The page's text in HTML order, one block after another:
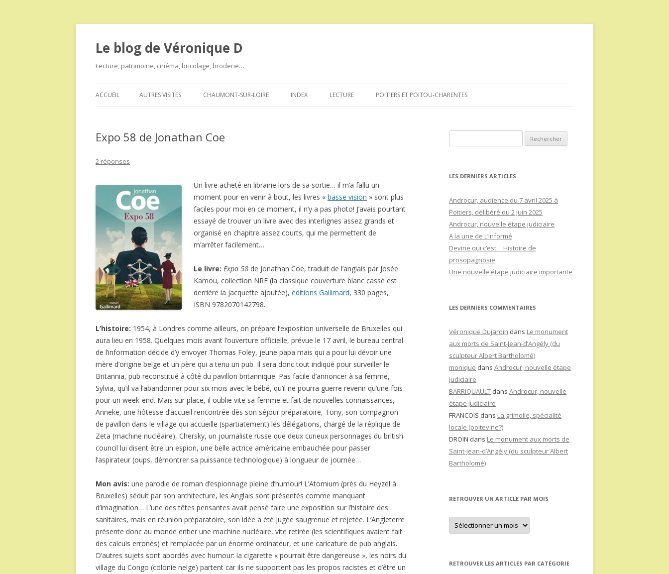
Le blog de Véronique D
Lecture, patrimoine, cinéma, bricolage, broderie…
au
ACCUEIL AUTRES VISITES CHAUMONT-SUR-LOIRE INDEX LECTURE POITIERS ET POITOU-CHARENTES
Expo 58 de Jonathan Coe
2 réponses
Un livre acheté en librairie lors de sa sortie… il m’a fallu un
moment pour en venir à bout, les livres « basse vision » sont plus
faciles pour moi en ce moment, il n’y a pas photo! J’avais pourtant
essayé de trouver un livre avec des interlignes assez grands et
organisé en chapitre assez courts, qui me permettent de
m’arrêter facilement…
Le livre: Expo 58 de Jonathan Coe, traduit de l’anglais par Josée
Kamou, collection NRF (la classique couverture blanc cassé est
derrière la jacquette ajoutée), éditions Gallimard, 330 pages,
ISBN 9782070142798.
L’histoire: 1954, à Londres comme ailleurs, on prépare l’exposition universelle de Bruxelles qui
aura lieu en 1958. Quelques mois avant l’ouverture officielle, prévue le 17 avril, le bureau central
de l’information décide d’y envoyer Thomas Foley, jeune papa mais qui a pour lui dévoir une
mère d’origine belge et un père qui a tenu un pub. Il sera donc tout indiqué pour surveiller le
Britannia, pub reconstitué à côté du pavillon britannique. Pas facile d’annoncer à sa femme,
Sylvia, qu’il va l’abandonner pour six mois avec le bébé, qu’il ne pourra guerre revenir qu’une fois
pour un week-end. Mais sur place, il oublie vite sa femme et fait de nouvelles connaissances,
Anneke, une hôtesse d’accueil rencontrée dès son séjour préparatoire, Tony, son compagnon
de pavillon dans le village qui accueille (spartiatement) les délégations, chargé de la réplique de
Zeta (machine nucléaire), Chersky, un journaliste russe que deux curieux personnages du british
council lui disent être un espion, une belle actrice américaine embauchée pour passer
l’aspirateur (oups, démontrer sa puissance technologique) à longueur de journée…
Mon avis: une parodie de roman d’espionnage pleine d’humour! L’Atomium (près du Heyzel à
Bruxelles) séduit par son architecture, les Anglais sont présentés comme manquant
d’imagination… L’une des têtes pensantes avait pensé faire une exposition sur l’histoire des
sanitaires, mais en réunion préparatoire, son idée a été jugée saugrenue et rejetée. L’Angleterre
présente donc au monde entier une machine nucléaire, vite retirée (les scientifiques avaient fait
des calculs erronés) et remplacée par un énorme ordinateur, et une caricature de pub anglais.
D’autres sujets sont abordés avec humour: la cigarette « pourrait être dangereuse », les noirs du
village du Congo (colonie nelge) partent car ils ne supportent pas les propos racistes et d’être un
LES DERNIERS ARTICLES
Androcur, audience du 7 avril 2025 à
Poitiers, délibéré du 2 juin 2025
Androcur, nouvelle étape judiciaire
A la une de L’informé
Devine qui c’est… Histoire de
prosopagnosie
Une nouvelle étape judiciaire importante
LES DERNIERS COMMENTAIRES
Véronique Dujardin dans Le monument
aux morts de Saint-Jean-d’Angély (du
sculpteur Albert Bartholomé)
monique dans Androcur, nouvelle étape
judiciaire
BARRIQUAULT dans Androcur, nouvelle
étape judiciaire
FRANCOIS dans La grimolle, spécialité
locale (poitevine?)
DROIN dans Le monument aux morts de
Saint-Jean-d’Angély (du sculpteur Albert
Bartholomé)
RETROUVER UN ARTICLE PAR MOIS
Retrouver
un
article
RETROUVER LES ARTICLES PAR CATÉGORIE